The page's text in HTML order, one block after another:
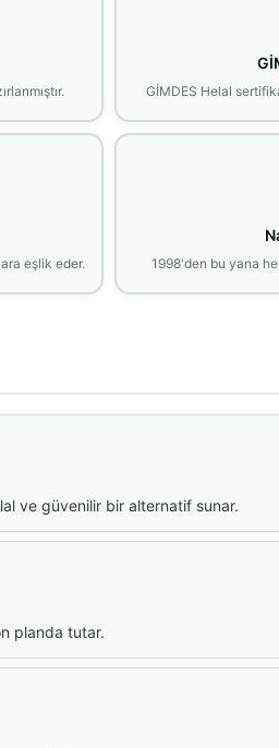
GİMDES Helal
eşlik eder. 1998'den bu yana
ve güvenilir bir alternatif sunar.
planda tutar.